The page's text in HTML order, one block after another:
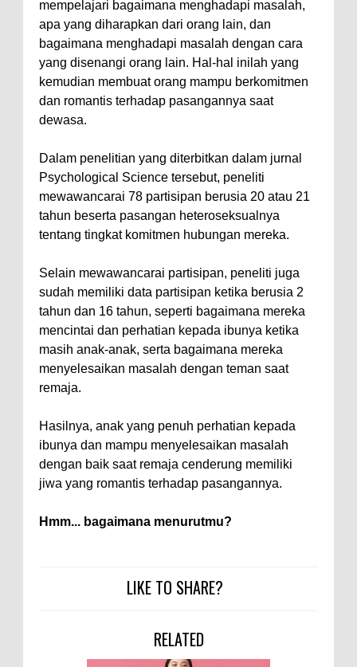
mempelajari bagaimana menghadapi masalah,
apa yang diharapkan dari orang lain, dan
bagaimana menghadapi masalah dengan cara
yang disenangi orang lain. Hal-hal inilah yang
kemudian membuat orang mampu berkomitmen
dan romantis terhadap pasangannya saat
dewasa.
Dalam penelitian yang diterbitkan dalam jurnal
Psychological Science tersebut, peneliti
mewawancarai 78 partisipan berusia 20 atau 21
tahun beserta pasangan heteroseksualnya
tentang tingkat komitmen hubungan mereka.
Selain mewawancarai partisipan, peneliti juga
sudah memiliki data partisipan ketika berusia 2
tahun dan 16 tahun, seperti bagaimana mereka
mencintai dan perhatian kepada ibunya ketika
masih anak-anak, serta bagaimana mereka
menyelesaikan masalah dengan teman saat
remaja.
Hasilnya, anak yang penuh perhatian kepada
ibunya dan mampu menyelesaikan masalah
dengan baik saat remaja cenderung memiliki
jiwa yang romantis terhadap pasangannya.
Hmm... bagaimana menurutmu?
LIKE TO SHARE?
RELATED